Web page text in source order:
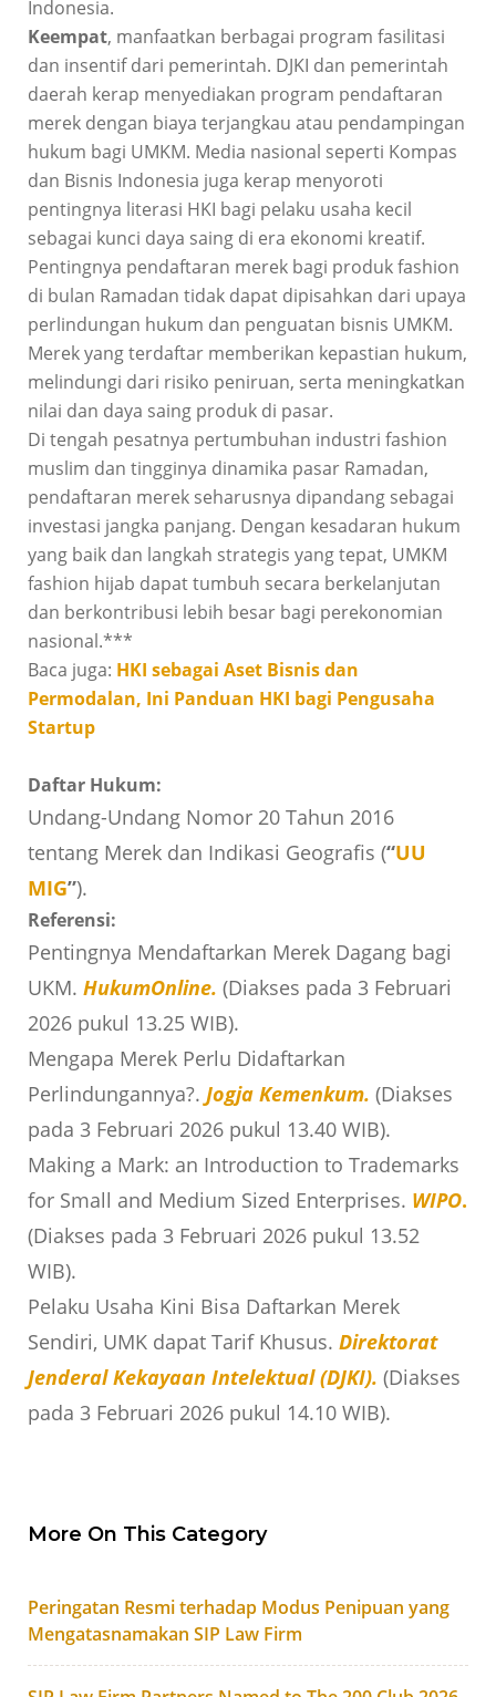
Indonesia.
Keempat, manfaatkan berbagai program fasilitasi
dan insentif dari pemerintah. DJKI dan pemerintah
daerah kerap menyediakan program pendaftaran
merek dengan biaya terjangkau atau pendampingan
hukum bagi UMKM. Media nasional seperti Kompas
dan Bisnis Indonesia juga kerap menyoroti
pentingnya literasi HKI bagi pelaku usaha kecil
sebagai kunci daya saing di era ekonomi kreatif.
Pentingnya pendaftaran merek bagi produk fashion
di bulan Ramadan tidak dapat dipisahkan dari upaya
perlindungan hukum dan penguatan bisnis UMKM.
Merek yang terdaftar memberikan kepastian hukum,
melindungi dari risiko peniruan, serta meningkatkan
nilai dan daya saing produk di pasar.
Di tengah pesatnya pertumbuhan industri fashion
muslim dan tingginya dinamika pasar Ramadan,
pendaftaran merek seharusnya dipandang sebagai
investasi jangka panjang. Dengan kesadaran hukum
yang baik dan langkah strategis yang tepat, UMKM
fashion hijab dapat tumbuh secara berkelanjutan
dan berkontribusi lebih besar bagi perekonomian
nasional.***
Baca juga: HKI sebagai Aset Bisnis dan
Permodalan, Ini Panduan HKI bagi Pengusaha
Startup
Daftar Hukum:
Undang-Undang Nomor 20 Tahun 2016
tentang Merek dan Indikasi Geografis (“UU
MIG”).
Referensi:
Pentingnya Mendaftarkan Merek Dagang bagi
UKM. HukumOnline. (Diakses pada 3 Februari
2026 pukul 13.25 WIB).
Mengapa Merek Perlu Didaftarkan
Perlindungannya?. Jogja Kemenkum. (Diakses
pada 3 Februari 2026 pukul 13.40 WIB).
Making a Mark: an Introduction to Trademarks
for Small and Medium Sized Enterprises. WIPO.
(Diakses pada 3 Februari 2026 pukul 13.52
WIB).
Pelaku Usaha Kini Bisa Daftarkan Merek
Sendiri, UMK dapat Tarif Khusus. Direktorat
Jenderal Kekayaan Intelektual (DJKI). (Diakses
pada 3 Februari 2026 pukul 14.10 WIB).
More On This Category
Peringatan Resmi terhadap Modus Penipuan yang
Mengatasnamakan SIP Law Firm